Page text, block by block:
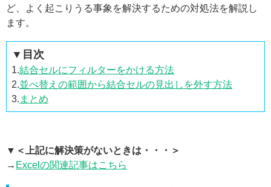
ど、よく起こりうる事象を解決するための対処法を解説し
ます。
▼目次
1.結合セルにフィルターをかける方法
2.並べ替えの範囲から結合セルの見出しを外す方法
3. まとめ
▼＜上記に解決策がないときは・・・＞
→ Excelの関連記事はこちら